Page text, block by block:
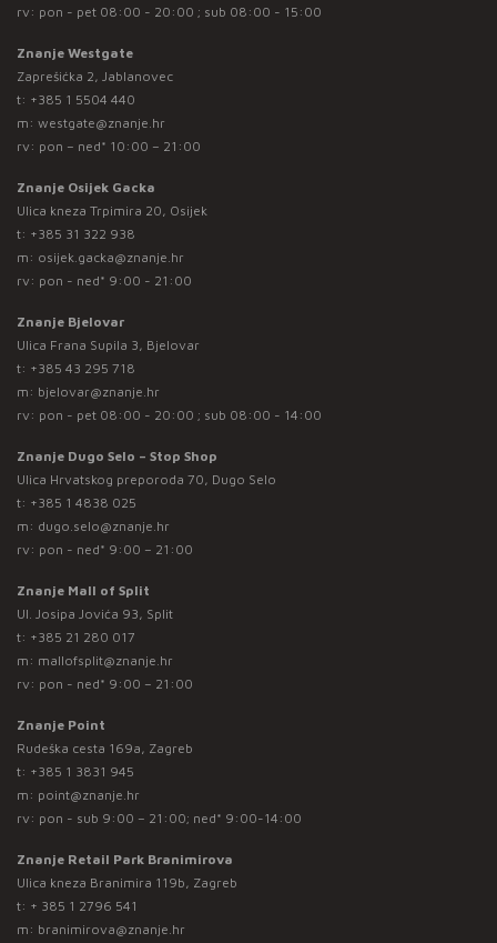
rv: pon - pet 08:00 - 20:00 ; sub 08:00 - 15:00
Znanje Westgate
Zaprešićka 2, Jablanovec
t: +385 1 5504 440
m: westgate@znanje.hr
rv: pon – ned* 10:00 – 21:00
Znanje Osijek Gacka
Ulica kneza Trpimira 20, Osijek
t: +385 31 322 938
m: osijek.gacka@znanje.hr
rv: pon - ned* 9:00 - 21:00
Znanje Bjelovar
Ulica Frana Supila 3, Bjelovar
t: +385 43 295 718
m: bjelovar@znanje.hr
rv: pon - pet 08:00 - 20:00 ; sub 08:00 - 14:00
Znanje Dugo Selo – Stop Shop
Ulica Hrvatskog preporoda 70, Dugo Selo
t: +385 1 4838 025
m: dugo.selo@znanje.hr
rv: pon - ned* 9:00 – 21:00
Znanje Mall of Split
Ul. Josipa Jovića 93, Split
t: +385 21 280 017
m: mallofsplit@znanje.hr
rv: pon - ned* 9:00 – 21:00
Znanje Point
Rudeška cesta 169a, Zagreb
t: +385 1 3831 945
m: point@znanje.hr
rv: pon - sub 9:00 – 21:00; ned* 9:00-14:00
Znanje Retail Park Branimirova
Ulica kneza Branimira 119b, Zagreb
t: + 385 1 2796 541
m: branimirova@znanje.hr